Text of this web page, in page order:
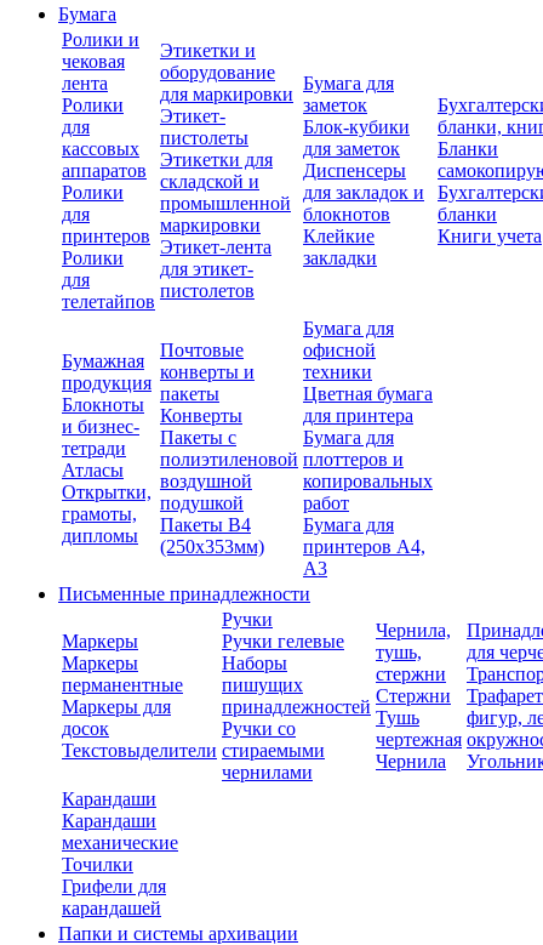
Бумага
Ролики и
чековая
лента
Ролики
для
кассовых
аппаратов
Ролики
для
принтеров
Ролики
для
телетайпов
Этикетки и
оборудование
для маркировки
Этикет-
пистолеты
Этикетки для
складской и
промышленной
маркировки
Этикет-лента
для этикет-
пистолетов
Бумага для
заметок
Блок-кубики
для заметок
Диспенсеры
для закладок и
блокнотов
Клейкие
закладки
бланки,
Бланки
бланки
Книги учета
Бумажная
продукция
Блокноты
и бизнес-
тетради
Атласы
Открытки,
грамоты,
дипломы
Почтовые
конверты и
пакеты
Конверты
Пакеты с
полиэтиленовой
воздушной
подушкой
Пакеты В4
(250х353мм)
Бумага для
офисной
техники
Цветная бумага
для принтера
Бумага для
плоттеров и
копировальных
работ
Бумага для
принтеров А4,
А3
Письменные принадлежности
Маркеры
Маркеры
перманентные
Маркеры для
досок
Текстовыделители
Ручки
Ручки гелевые
Наборы
пишущих
принадлежностей
Ручки со
стираемыми
чернилами
Чернила,
тушь,
стержни
Стержни
Тушь
чертежная
Чернила
для
фигур,
Карандаши
Карандаши
механические
Точилки
Грифели для
карандашей
Папки и системы архивации